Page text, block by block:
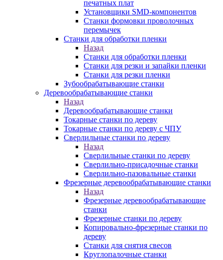
печатных плат
Установщики SMD-компонентов
Станки формовки проволочных
перемычек
Станки для обработки пленки
Назад
Станки для обработки пленки
Станки для резки и запайки пленки
Станки для резки пленки
Зубообрабатывающие станки
Деревообрабатывающие станки
Назад
Деревообрабатывающие станки
Токарные станки по дереву
Токарные станки по дереву с ЧПУ
Сверлильные станки по дереву
Назад
Сверлильные станки по дереву
Сверлильно-присадочные станки
Сверлильно-пазовальные станки
Фрезерные деревообрабатывающие станки
Назад
Фрезерные деревообрабатывающие
станки
Фрезерные станки по дереву
Копировально-фрезерные станки по
дереву
Станки для снятия свесов
Круглопалочные станки